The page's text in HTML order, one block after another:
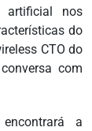
artificial nos
do
CTO do
com
a